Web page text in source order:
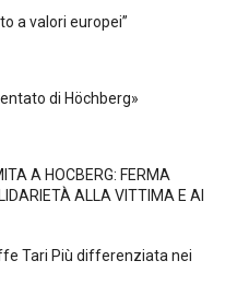
a valori europei”
di Höchberg»
A HÖCBERG: FERMA
ALLA VITTIMA E AI
Tari Più differenziata nei